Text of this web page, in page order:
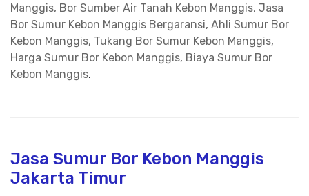
Manggis, Bor Sumber Air Tanah Kebon Manggis, Jasa
Bor Sumur Kebon Manggis Bergaransi, Ahli Sumur Bor
Kebon Manggis, Tukang Bor Sumur Kebon Manggis,
Harga Sumur Bor Kebon Manggis, Biaya Sumur Bor
Kebon Manggis.
Jasa Sumur Bor Kebon Manggis
Jakarta Timur